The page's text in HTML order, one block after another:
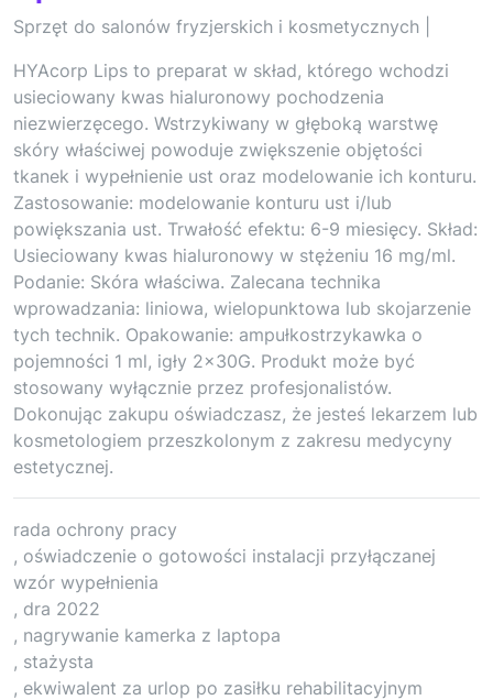
Sprzęt do salonów fryzjerskich i kosmetycznych |
HYAcorp Lips to preparat w skład, którego wchodzi
usieciowany kwas hialuronowy pochodzenia
niezwierzęcego. Wstrzykiwany w głęboką warstwę
skóry właściwej powoduje zwiększenie objętości
tkanek i wypełnienie ust oraz modelowanie ich konturu.
Zastosowanie: modelowanie konturu ust i/lub
powiększania ust. Trwałość efektu: 6-9 miesięcy. Skład:
Usieciowany kwas hialuronowy w stężeniu 16 mg/ml.
Podanie: Skóra właściwa. Zalecana technika
wprowadzania: liniowa, wielopunktowa lub skojarzenie
tych technik. Opakowanie: ampułkostrzykawka o
pojemności 1 ml, igły 2x30G. Produkt może być
stosowany wyłącznie przez profesjonalistów.
Dokonując zakupu oświadczasz, że jesteś lekarzem lub
kosmetologiem przeszkolonym z zakresu medycyny
estetycznej.
rada ochrony pracy
, oświadczenie o gotowości instalacji przyłączanej
wzór wypełnienia
, dra 2022
, nagrywanie kamerka z laptopa
, stażysta
, ekwiwalent za urlop po zasiłku rehabilitacyjnym